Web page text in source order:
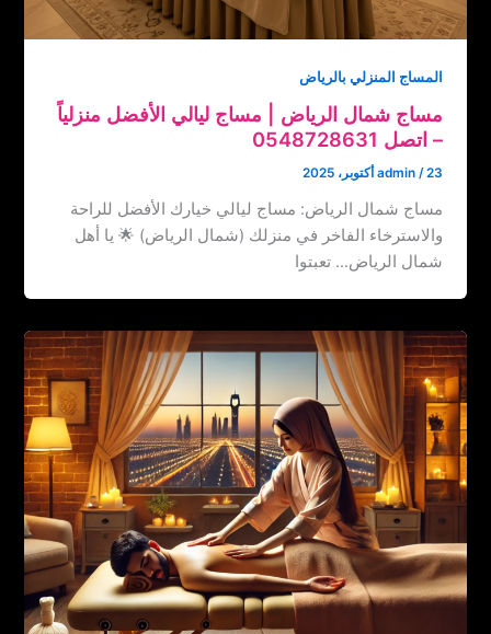
المساج المنزلي بالرياض
مساج شمال الرياض | مساج ليالي الأفضل منزلياً
– اتصل ‏‪0548728631
admin /23 أكتوبر، 2025
مساج شمال الرياض: مساج ليالي خيارك الأفضل للراحة
والاسترخاء الفاخر في منزلك (شمال الرياض) 🌟 يا أهل
شمال الرياض… تعبتوا